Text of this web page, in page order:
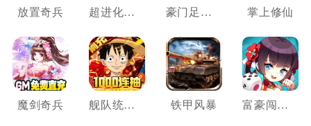
放置奇兵 超进化物语 豪门足球风云 掌上修仙
魔剑奇兵 舰队统治者 铁甲风暴 富豪闯三国